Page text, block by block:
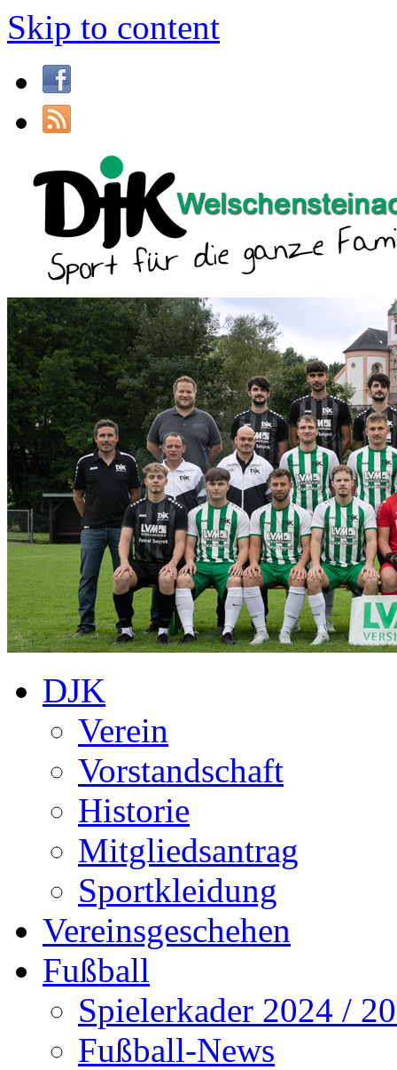
Skip to content
DJK
Verein
Vorstandschaft
Historie
Mitgliedsantrag
Sportkleidung
Vereinsgeschehen
Fußball
Spielerkader 2024 /
Fußball-News